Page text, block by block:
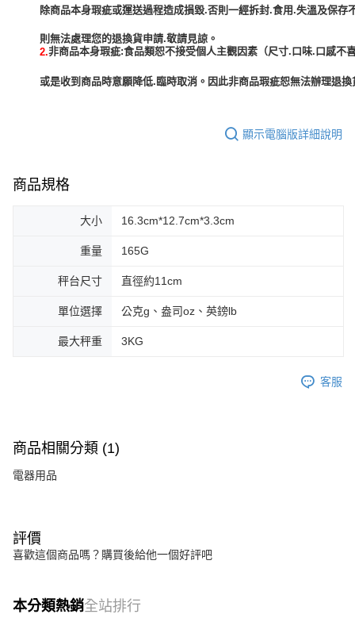
除商品本身瑕疵或運送過程造成損毀.否則一經拆封.食用.失溫及保存
2.非商品本身瑕疵:食品類恕不接受個人主觀因素（尺寸.口味.口感不
或是收到商品時意願降低.臨時取消。因此非商品瑕疵恕無法辦理退
顯示電腦版詳細說明
商品規格
大小 16.3cm*12.7cm*3.3cm
重量 165G
秤台尺寸 直徑約11cm
單位選擇 公克g、盎司oz、英鎊lb
最大秤重 3KG
客服
商品相關分類 (1)
電器用品
評價
喜歡這個商品嗎？購買後給他一個好評吧
本分類熱銷全站排行